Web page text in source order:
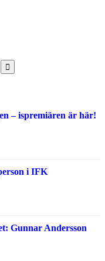
– ispremiären är här!
i IFK
Gunnar Andersson